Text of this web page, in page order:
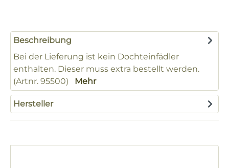
Beschreibung
Bei der Lieferung ist kein Dochteinfädler
enthalten. Dieser muss extra bestellt werden.
(Artnr. 95500) Mehr
Hersteller